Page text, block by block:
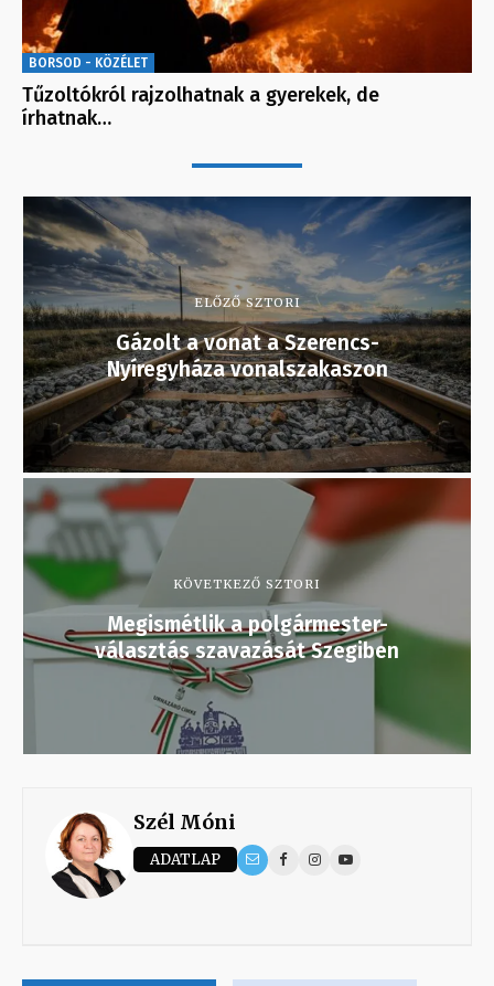
BORSOD - KÖZÉLET
Tűzoltókról rajzolhatnak a gyerekek, de
írhatnak…
ELŐZŐ SZTORI
Gázolt a vonat a Szerencs-
Nyíregyháza vonalszakaszon
KÖVETKEZŐ SZTORI
Megismétlik a polgármester-
választás szavazását Szegiben
Szél Móni
ADATLAP